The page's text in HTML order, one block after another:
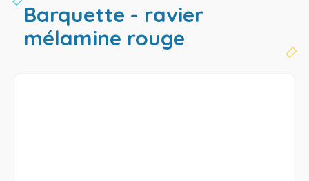
barquette - ravier
mélamine rouge